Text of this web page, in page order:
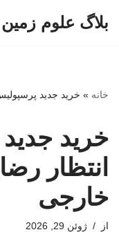
بلاگ علوم
خانه » خرید جدید
خرید
انتظار
خارجی
از ژوئن 29, 2026